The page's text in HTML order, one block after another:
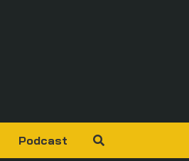
Podcast